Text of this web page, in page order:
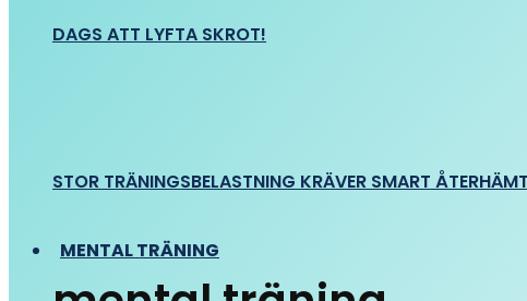
DAGS ATT LYFTA SKROT!
STOR TRÄNINGSBELASTNING KRÄVER SMART
MENTAL TRÄNING